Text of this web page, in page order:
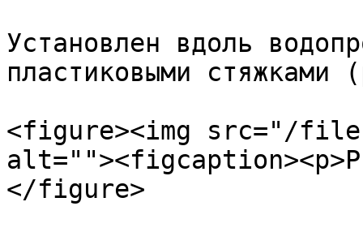
Установлен вдоль
пластиковыми стяжками
<figure><img src="/files/
</figure>